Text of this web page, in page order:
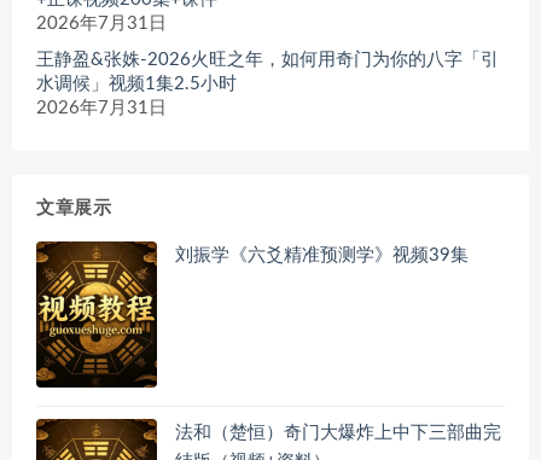
2026年7月31日
王静盈&张姝-2026火旺之年，如何用奇门为你的八字「引
水调候」视频1集2.5小时
2026年7月31日
文章展示
刘振学《六爻精准预测学》视频39集
法和（楚恒）奇门大爆炸上中下三部曲完